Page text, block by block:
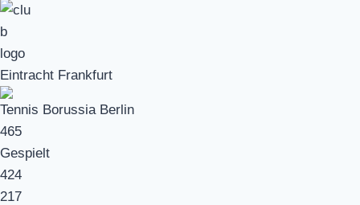
Eintracht Frankfurt
Tennis Borussia Berlin
465
Gespielt
424
217